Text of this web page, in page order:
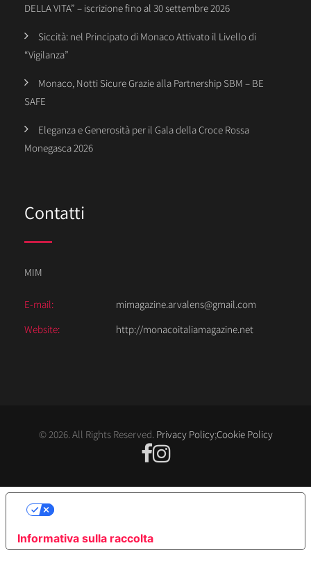
DELLA VITA” – iscrizione fino al 30 settembre 2026
Siccità: nel Principato di Monaco Attivato il Livello di
“Vigilanza”
Monaco, Notti Sicure Grazie alla Partnership SBM – BE
SAFE
Eleganza e Generosità per il Gala della Croce Rossa
Monegasca 2026
Contatti
MIM
E-mail:
mimagazine.arvalens@gmail.com
Website:
http://monacoitaliamagazine.net
© 2026. All Rights Reserved. Privacy Policy;Cookie Policy
Informativa sulla raccolta